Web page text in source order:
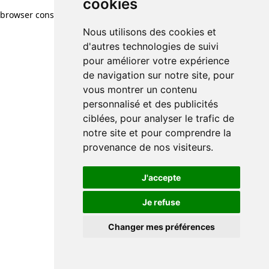
cookies
Nous utilisons des cookies et
d'autres technologies de suivi
pour améliorer votre expérience
de navigation sur notre site, pour
vous montrer un contenu
personnalisé et des publicités
ciblées, pour analyser le trafic de
notre site et pour comprendre la
provenance de nos visiteurs.
J'accepte
Je refuse
Changer mes préférences
browser console for more information)